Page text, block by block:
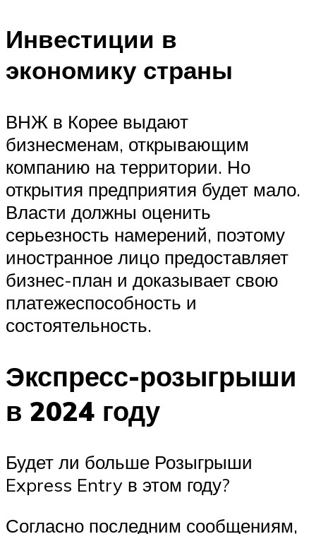
Инвестиции в
экономику страны
ВНЖ в Корее выдают
бизнесменам, открывающим
компанию на территории. Но
открытия предприятия будет мало.
Власти должны оценить
серьезность намерений, поэтому
иностранное лицо предоставляет
бизнес-план и доказывает свою
платежеспособность и
состоятельность.
Экспресс-розыгрыши
в 2024 году
Будет ли больше Розыгрыши
Express Entry в этом году?
Согласно последним сообщениям,